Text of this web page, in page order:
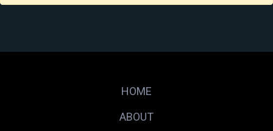
HOME
ABOUT